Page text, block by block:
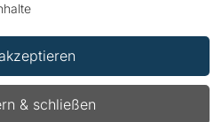
Case Stories
von A bis Z
& schließen